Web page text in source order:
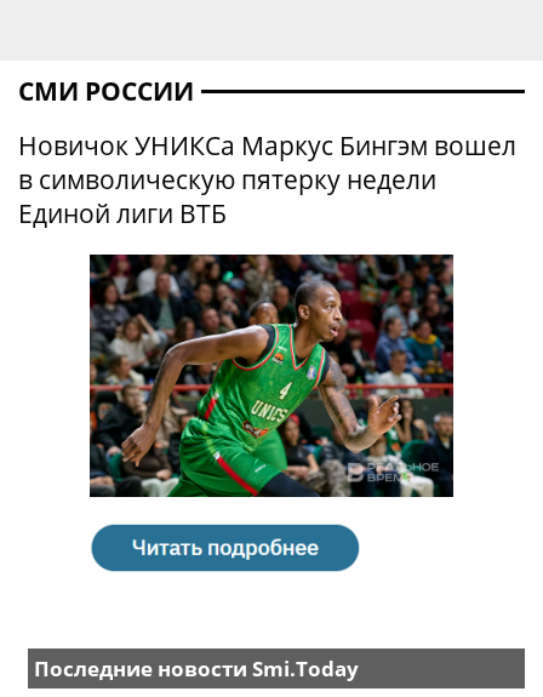
СМИ РОССИИ
Новичок УНИКСа Маркус Бингэм вошел
в символическую пятерку недели
Единой лиги ВТБ